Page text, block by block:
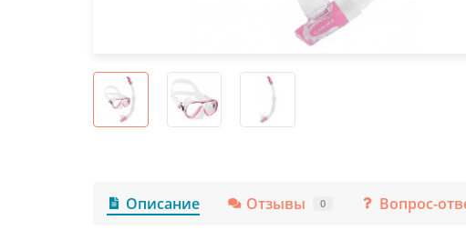
Описание Отзывы 0 Вопрос-